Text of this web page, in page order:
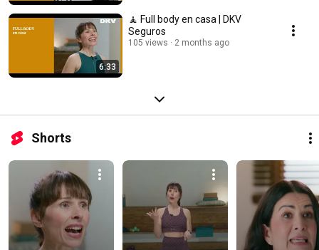
6:33
🧘 Full body en casa | DKV
Seguros
105 views 2 months ago
Shorts